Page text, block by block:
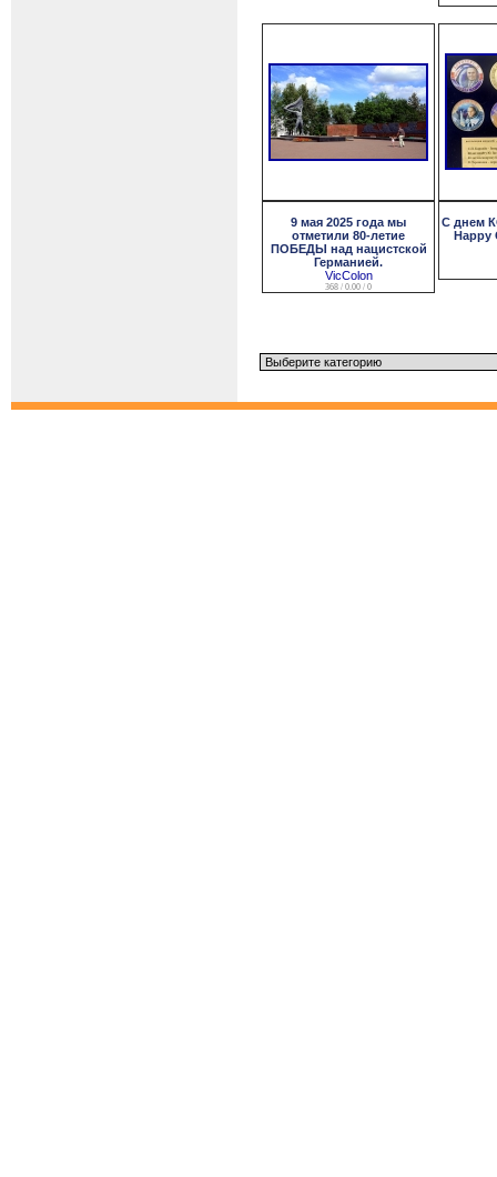
9 мая 2025 года мы
отметили 80-летие
ПОБЕДЫ над нацистской
Германией.
VicColon
368 / 0.00 / 0
С днем
Happy